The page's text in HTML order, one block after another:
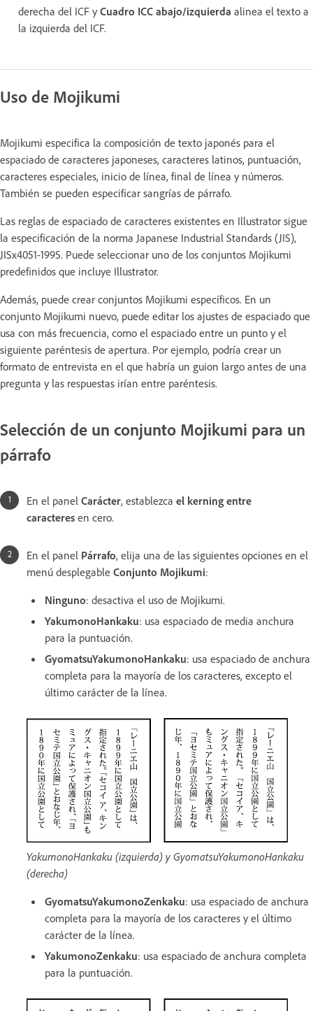
derecha del ICF y Cuadro ICC abajo/izquierda alinea el texto a
la izquierda del ICF.
Uso de Mojikumi
Mojikumi especifica la composición de texto japonés para el
espaciado de caracteres japoneses, caracteres latinos, puntuación,
caracteres especiales, inicio de línea, final de línea y números.
También se pueden especificar sangrías de párrafo.
Las reglas de espaciado de caracteres existentes en Illustrator sigue
la especificación de la norma Japanese Industrial Standards (JIS),
JISx4051-1995. Puede seleccionar uno de los conjuntos Mojikumi
predefinidos que incluye Illustrator.
Además, puede crear conjuntos Mojikumi específicos. En un
conjunto Mojikumi nuevo, puede editar los ajustes de espaciado que
usa con más frecuencia, como el espaciado entre un punto y el
siguiente paréntesis de apertura. Por ejemplo, podría crear un
formato de entrevista en el que habría un guion largo antes de una
pregunta y las respuestas irían entre paréntesis.
Selección de un conjunto Mojikumi para un
párrafo
En el panel Carácter, establezca el kerning entre
caracteres en cero.
En el panel Párrafo, elija una de las siguientes opciones en el
menú desplegable Conjunto Mojikumi:
Ninguno: desactiva el uso de Mojikumi.
YakumonoHankaku: usa espaciado de media anchura
para la puntuación.
GyomatsuYakumonoHankaku: usa espaciado de anchura
completa para la mayoría de los caracteres, excepto el
último carácter de la línea.
YakumonoHankaku (izquierda) y GyomatsuYakumonoHankaku
(derecha)
GyomatsuYakumonoZenkaku: usa espaciado de anchura
completa para la mayoría de los caracteres y el último
carácter de la línea.
YakumonoZenkaku: usa espaciado de anchura completa
para la puntuación.